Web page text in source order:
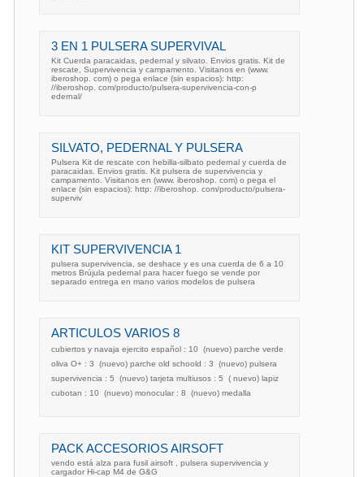
3 EN 1 PULSERA SUPERVIVAL
Kit Cuerda paracaidas, pedernal y silvato. Envios gratis. Kit de
rescate, Supervivencia y campamento. Visitanos en (www.
iberoshop. com) o pega enlace (sin espacios): http:
//iberoshop. com/producto/pulsera-supervivencia-con-p
edernal/
SILVATO, PEDERNAL Y PULSERA
Pulsera Kit de rescate con hebilla-silbato pedernal y cuerda de
paracaidas. Envios gratis. Kit pulsera de supervivencia y
campamento. Visitanos en (www. iberoshop. com) o pega el
enlace (sin espacios): http: //iberoshop. com/producto/pulsera-
superviv
KIT SUPERVIVENCIA 1
pulsera supervivencia, se deshace y es una cuerda de 6 a 10
metros Brújula pedernal para hacer fuego se vende por
separado entrega en mano varios modelos de pulsera
ARTICULOS VARIOS 8
cubiertos y navaja ejercito español : 10  (nuevo) parche verde
oliva O+ : 3  (nuevo) parche old schoold : 3  (nuevo) pulsera
supervivencia : 5  (nuevo) tarjeta multiusos : 5  ( nuevo) lapiz
cubotan : 10  (nuevo) monocular : 8  (nuevo) medalla
PACK ACCESORIOS AIRSOFT
vendo está alza para fusil airsoft , pulsera supervivencia y
cargador Hi-cap M4 de G&G